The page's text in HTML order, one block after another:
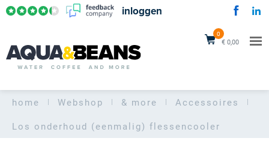
0
€ 0,00
inloggen
home Webshop & more
Accessoires
Los onderhoud (eenmalig) flessencooler